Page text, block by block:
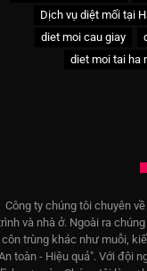
Dịch vụ diệt mối tại
diet moi cau giay
diet moi tai ha
Công ty chúng tôi chuyên
và nhà ở. Ngoài ra
côn trùng khác như muỗi,
toàn - Hiệu quả". Với đội